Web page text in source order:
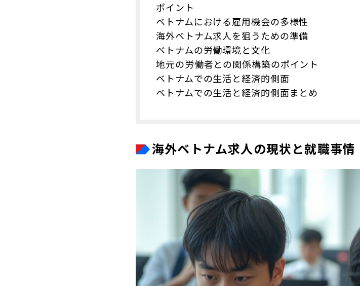
ポイント
ベトナムにおける雇用機会の多様性
海外ベトナム求人を狙うための準備
ベトナムの労働環境と文化
地元の労働者との関係構築のポイント
ベトナムでの生活と経済的側面
ベトナムでの生活と経済的側面まとめ
海外ベトナム求人の現状と就職事情